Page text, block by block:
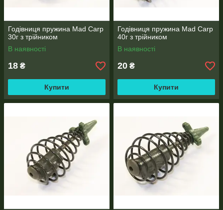
Годівниця пружина Mad Carp
30г з трійником
В наявності
18 ₴
Купити
Годівниця пружина Mad Carp
40г з трійником
В наявності
20 ₴
Купити